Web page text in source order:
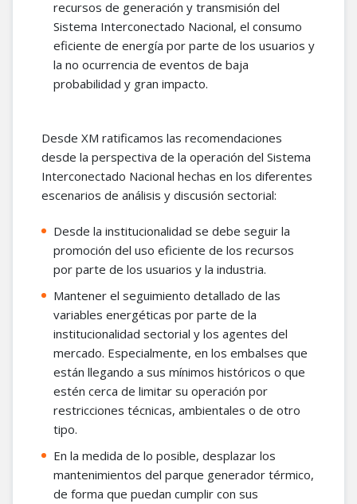
recursos de generación y transmisión del
Sistema Interconectado Nacional, el consumo
eficiente de energía por parte de los usuarios y
la no ocurrencia de eventos de baja
probabilidad y gran impacto.
Desde XM ratificamos las recomendaciones
desde la perspectiva de la operación del Sistema
Interconectado Nacional hechas en los diferentes
escenarios de análisis y discusión sectorial:
Desde la institucionalidad se debe seguir la
promoción del uso eficiente de los recursos
por parte de los usuarios y la industria.
Mantener el seguimiento detallado de las
variables energéticas por parte de la
institucionalidad sectorial y los agentes del
mercado. Especialmente, en los embalses que
están llegando a sus mínimos históricos o que
estén cerca de limitar su operación por
restricciones técnicas, ambientales o de otro
tipo.
En la medida de lo posible, desplazar los
mantenimientos del parque generador térmico,
de forma que puedan cumplir con sus